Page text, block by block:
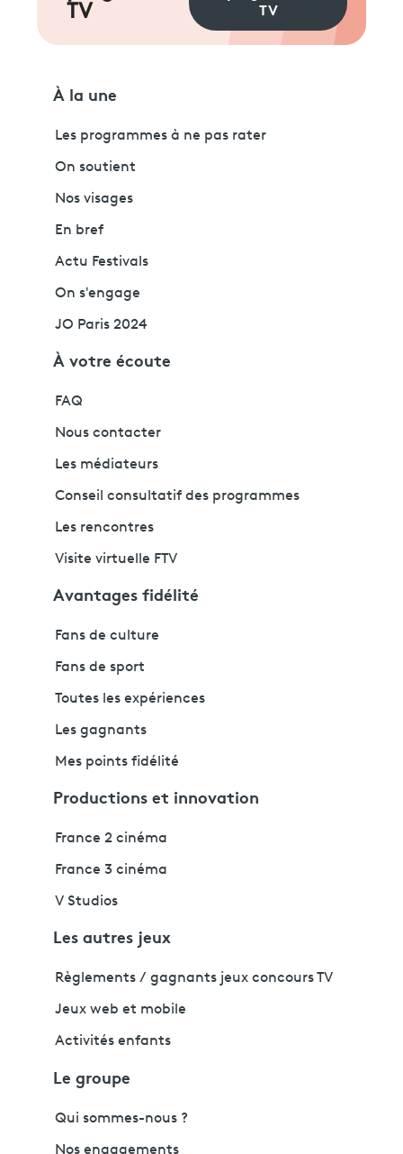
TV
TV
À la une
Les programmes à ne pas rater
On soutient
Nos visages
En bref
Actu Festivals
On s'engage
JO Paris 2024
À votre écoute
FAQ
Nous contacter
Les médiateurs
Conseil consultatif des programmes
Les rencontres
Visite virtuelle FTV
Avantages fidélité
Fans de culture
Fans de sport
Toutes les expériences
Les gagnants
Mes points fidélité
Productions et innovation
France 2 cinéma
France 3 cinéma
V Studios
Les autres jeux
Règlements / gagnants jeux concours TV
Jeux web et mobile
Activités enfants
Le groupe
Qui sommes-nous ?
Nos engagements